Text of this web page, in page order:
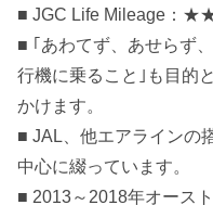
■ JGC Life Mileage：
■ ｢あわてず、あせらず
行機に乗ること｣も目的
かけます。
■ JAL、他エアラインの
中心に綴っています。
■ 2013～2018年オース